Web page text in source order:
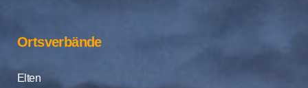
Ortsverbände
Elten